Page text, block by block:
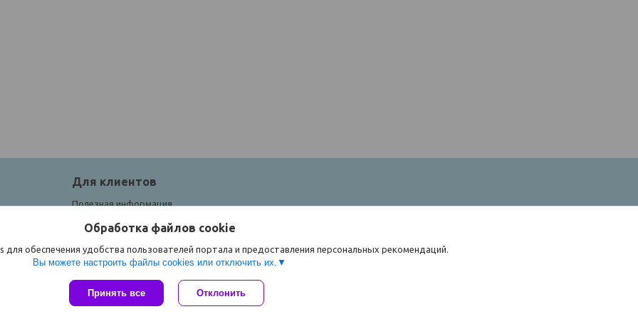
Для клиентов
Полезная информация
Сайт создан на платформе Deal.by
Политика обработки файлов cookies
Обработка файлов cookie
обеспечения удобства пользователей портала и предоставления персональных рекомендаций.
Вы можете настроить файлы cookies или отключить их.
Принять все Отклонить